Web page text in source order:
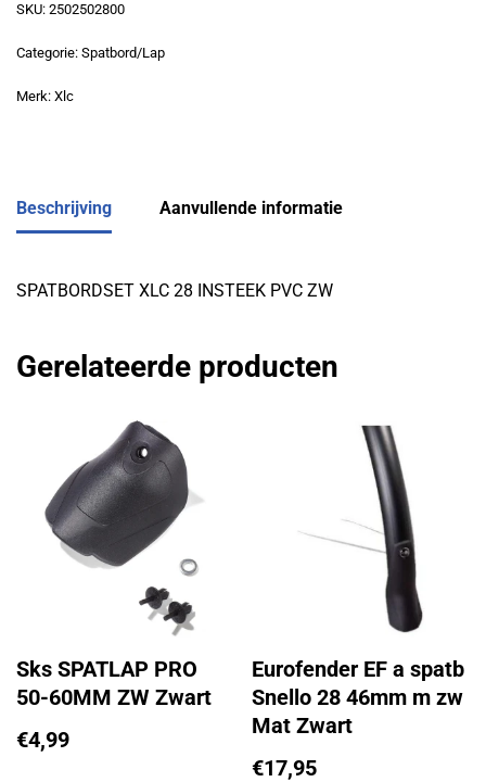
SKU: 2502502800
Categorie: Spatbord/Lap
Merk: Xlc
Beschrijving Aanvullende informatie
SPATBORDSET XLC 28 INSTEEK PVC ZW
Gerelateerde producten
Sks SPATLAP PRO
50-60MM ZW Zwart
€4,99
Eurofender EF a spatb
Snello 28 46mm m zw
Mat Zwart
€17,95